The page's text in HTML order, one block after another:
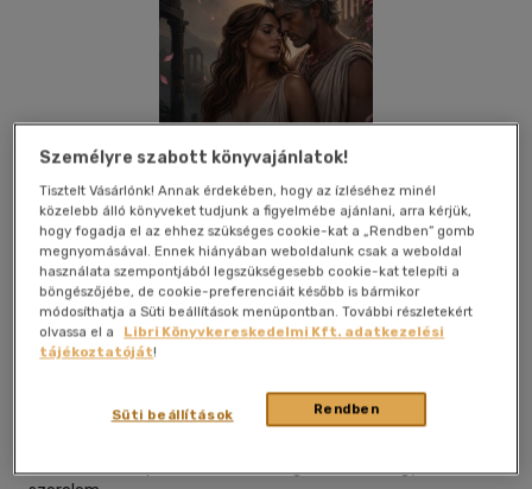
Kívánságlistához adom Megosztom
Magánkiadás|2026|magyar nyelvű |kartonált
Személyre szabott könyvajánlatok!
Tisztelt Vásárlónk! Annak érdekében, hogy az ízléséhez minél
közelebb álló könyveket tudjunk a figyelmébe ajánlani, arra kérjük,
hogy fogadja el az ehhez szükséges cookie-kat a „Rendben” gomb
megnyomásával. Ennek hiányában weboldalunk csak a weboldal
használata szempontjából legszükségesebb cookie-kat telepíti a
böngészőjébe, de cookie-preferenciáit később is bármikor
módosíthatja a Süti beállítások menüpontban. További részletekért
olvassa el a
Libri Könyvkereskedelmi Kft. adatkezelési
tájékoztatóját!
Rendben
Süti beállítások